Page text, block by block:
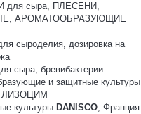
для сыра, ПЛЕСЕНИ,
АРОМАТООБРАЗУЮЩИЕ
сыроделия, дозировка на
сыра, бревибактерии
и защитные культуры
ЛИЗОЦИМ
культуры DANISCO, Франция